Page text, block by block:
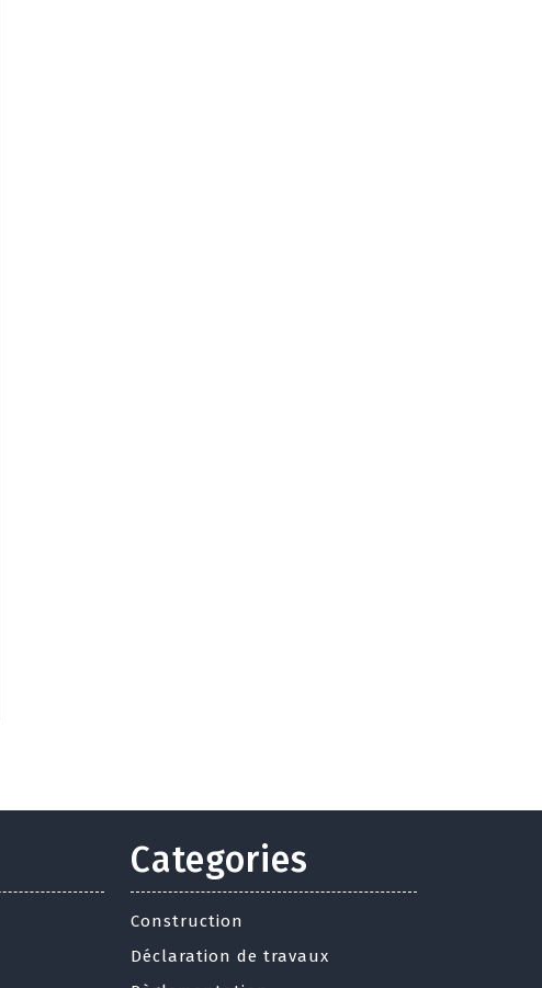
Categories
Construction
Déclaration de travaux